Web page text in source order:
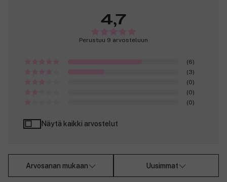
4,7
Perustuu 9 arvosteluun
(6)
(3)
(0)
(0)
(0)
Näytä kaikki arvostelut
Arvosanan mukaan Uusimmat